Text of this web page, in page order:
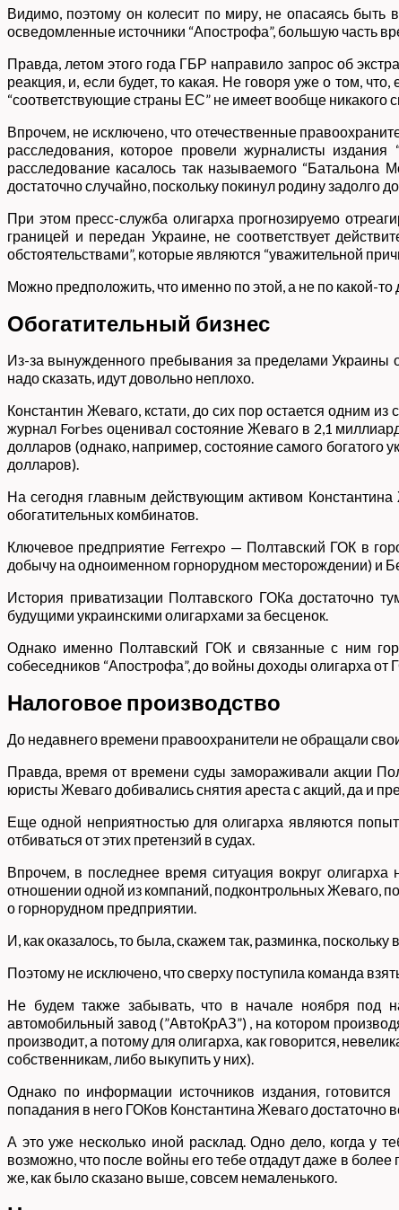
Видимо, поэтому он колесит по миру, не опасаясь
осведомленные источники “Апострофа”, большую часть
Правда, летом этого года ГБР направило запрос об
реакция, и, если будет, то какая. Не говоря уже о том,
“соответствующие страны ЕС” не имеет вообще никакого
Впрочем, не исключено, что отечественные
расследования, которое провели журналисты
расследование касалось так называемого “Батальона
достаточно случайно, поскольку покинул родину
При этом пресс-служба олигарха прогнозируемо
границей и передан Украине, не соответствует
обстоятельствами”, которые являются “уважительной
Можно предположить, что именно по этой, а не по какой-
Обогатительный бизнес
Из-за вынужденного пребывания за пределами Украины
надо сказать, идут довольно неплохо.
Константин Жеваго, кстати, до сих пор остается одним
журнал Forbes оценивал состояние Жеваго в 2,1
долларов (однако, например, состояние самого богатого
долларов).
На сегодня главным действующим активом Константина
обогатительных комбинатов.
Ключевое предприятие Ferrexpo — Полтавский ГОК в
добычу на одноименном горнорудном месторождении) и
История приватизации Полтавского ГОКа достаточно
будущими украинскими олигархами за бесценок.
Однако именно Полтавский ГОК и связанные с ним
собеседников “Апострофа”, до войны доходы олигарха
Налоговое производство
До недавнего времени правоохранители не обращали
Правда, время от времени суды замораживали акции
юристы Жеваго добивались снятия ареста с акций, да и
Еще одной неприятностью для олигарха являются
отбиваться от этих претензий в судах.
Впрочем, в последнее время ситуация вокруг олигарха
отношении одной из компаний, подконтрольных Жеваго,
о горнорудном предприятии.
И, как оказалось, то была, скажем так, разминка,
Поэтому не исключено, что сверху поступила команда
Не будем также забывать, что в начале ноября под
автомобильный завод (”АвтоКрАЗ”) , на котором
производит, а потому для олигарха, как говорится,
собственникам, либо выкупить у них).
Однако по информации источников издания,
попадания в него ГОКов Константина Жеваго достаточно
А это уже несколько иной расклад. Одно дело, когда у
возможно, что после войны его тебе отдадут даже в
же, как было сказано выше, совсем немаленького.